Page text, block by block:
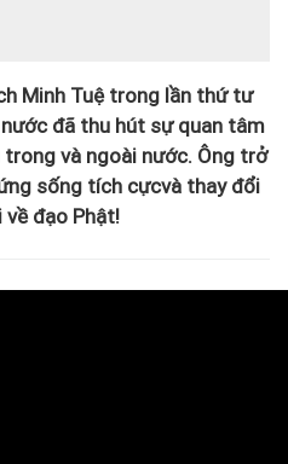
Minh Tuệ trong lần thứ tư
đã thu hút sự quan tâm
và ngoài nước. Ông trở
sống tích cựcvà thay đổi
về đạo Phật!